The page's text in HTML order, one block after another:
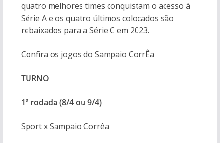
quatro melhores times conquistam o acesso à
Série A e os quatro últimos colocados são
rebaixados para a Série C em 2023.
Confira os jogos do Sampaio CorrÊa
TURNO
1ª rodada (8/4 ou 9/4)
Sport x Sampaio Corrêa